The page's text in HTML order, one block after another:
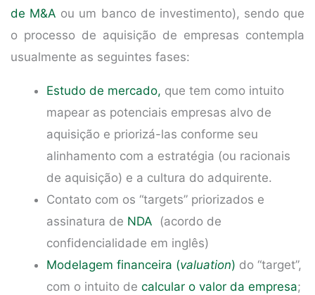
de M&A ou um banco de investimento), sendo que
o processo de aquisição de empresas contempla
usualmente as seguintes fases:
Estudo de mercado, que tem como intuito
mapear as potenciais empresas alvo de
aquisição e priorizá-las conforme seu
alinhamento com a estratégia (ou racionais
de aquisição) e a cultura do adquirente.
Contato com os “targets” priorizados e
assinatura de NDA (acordo de
confidencialidade em inglês)
Modelagem financeira (valuation) do “target”,
com o intuito de calcular o valor da empresa;